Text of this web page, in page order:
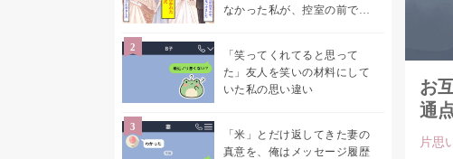
なかった私が、控室の前で彼
「笑ってくれてると思って
た」友人を笑いの材料にして
いた私の思い違い
「米」とだけ返してきた妻の
真意を、俺はメッセージ履歴
お
通
片思